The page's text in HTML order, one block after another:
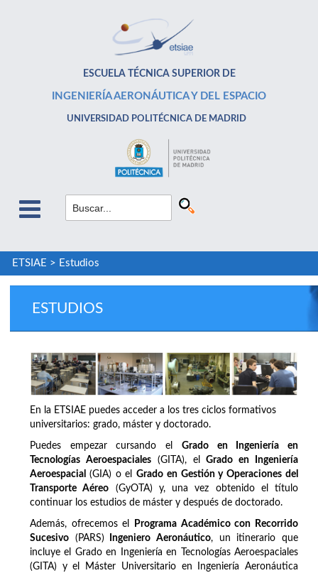
ESCUELA TÉCNICA SUPERIOR DE
INGENIERÍA AERONÁUTICA Y DEL ESPACIO
UNIVERSIDAD POLITÉCNICA DE MADRID
ETSIAE > Estudios
ESTUDIOS
En la ETSIAE puedes acceder a los tres ciclos formativos
universitarios: grado, máster y doctorado.
Puedes empezar cursando el Grado en Ingeniería en
Tecnologías Aeroespaciales(GITA), elGrado en Ingeniería
Aeroespacial (GIA) o elGrado en Gestión y Operaciones del
Transporte Aéreo (GyOTA) y, una vez obtenido el título
continuar los estudios de máster y después de doctorado.
Además, ofrecemos el
Programa Académico con Recorrido
Sucesivo (PARS) Ingeniero Aeronáutico, un itinerario que
incluye el Grado en Ingeniería en Tecnologías Aeroespaciales
(GITA) y el Máster Universitario en Ingeniería Aeronáutica